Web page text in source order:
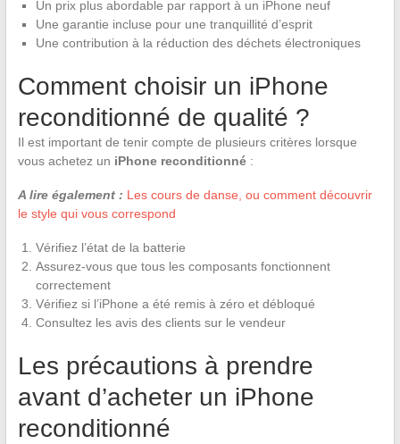
Un prix plus abordable par rapport à un iPhone neuf
Une garantie incluse pour une tranquillité d’esprit
Une contribution à la réduction des déchets électroniques
Comment choisir un iPhone
reconditionné de qualité ?
Il est important de tenir compte de plusieurs critères lorsque
vous achetez un iPhone reconditionné:
A lire également : Les cours de danse, ou comment découvrir
le style qui vous correspond
Vérifiez l’état de la batterie
Assurez-vous que tous les composants fonctionnent
correctement
Vérifiez si l’iPhone a été remis à zéro et débloqué
Consultez les avis des clients sur le vendeur
Les précautions à prendre
avant d’acheter un iPhone
reconditionné